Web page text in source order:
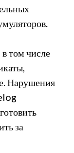
том числе
Нарушения
за